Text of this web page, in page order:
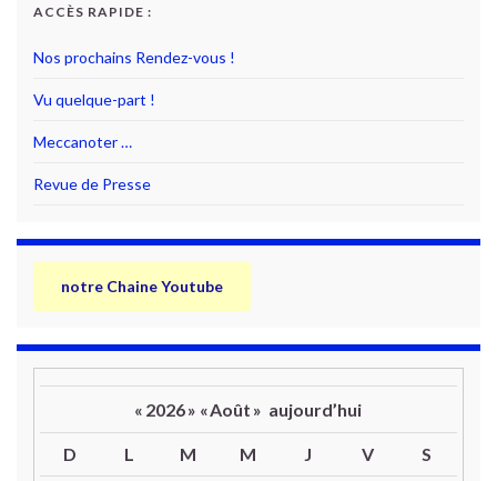
ACCÈS RAPIDE :
Nos prochains Rendez-vous !
Vu quelque-part !
Meccanoter …
Revue de Presse
notre Chaine Youtube
« 2026» «Août » aujourd’hui
D L M M J V S